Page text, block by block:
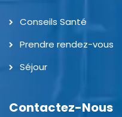
Conseils Santé
Prendre rendez-vous
Séjour
Contactez-Nous